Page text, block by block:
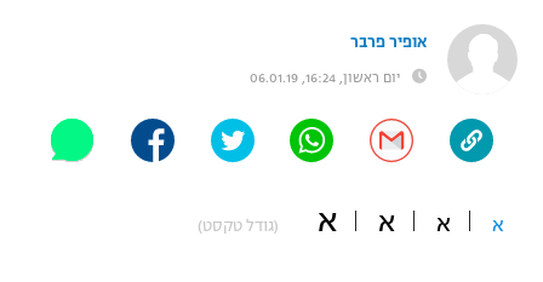
"מעל הליגה" – פודקאסט
בני יהודה
היאבקות WWE
אופניים
כדורמים
אופיר פרבר
יום ראשון, 16:24, 06.01.19
א א א א (גודל טקסט)